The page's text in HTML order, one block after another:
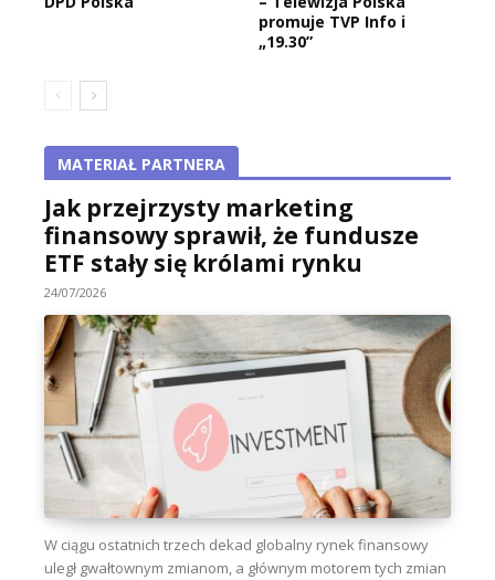
promuje TVP Info i
„19.30”
MATERIAŁ PARTNERA
Jak przejrzysty marketing
finansowy sprawił, że fundusze
ETF stały się królami rynku
24/07/2026
W ciągu ostatnich trzech dekad globalny rynek finansowy
uległ gwałtownym zmianom, a głównym motorem tych zmian